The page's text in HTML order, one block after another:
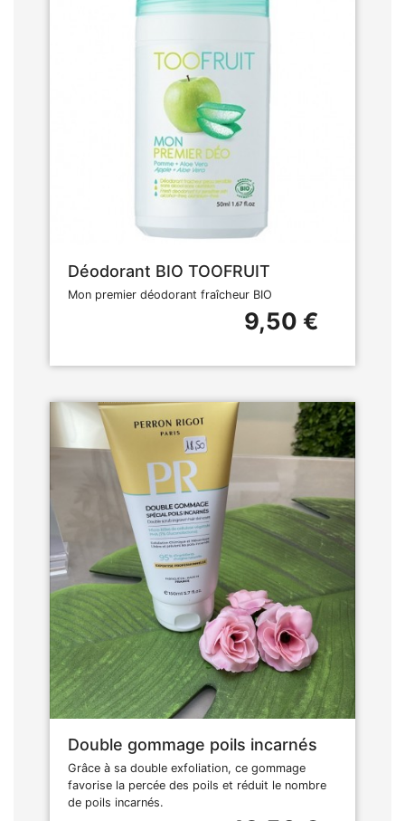
Déodorant BIO TOOFRUIT
Mon premier déodorant fraîcheur BIO
9,50 €
Double gommage poils incarnés
Grâce à sa double exfoliation, ce gommage
favorise la percée des poils et réduit le nombre
de poils incarnés.